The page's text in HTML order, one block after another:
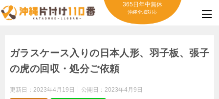
365日年中無休
沖縄全域対応
ガラスケース入りの日本人形、羽子板、張子
の虎の回収・処分ご依頼
更新日： 2023年4月19日 公開日： 2023年4月9日